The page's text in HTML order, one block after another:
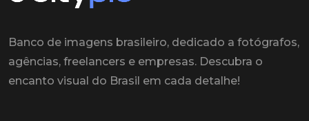
Banco de imagens brasileiro, dedicado a fotógrafos,
agências, freelancers e empresas. Descubra o
encanto visual do Brasil em cada detalhe!